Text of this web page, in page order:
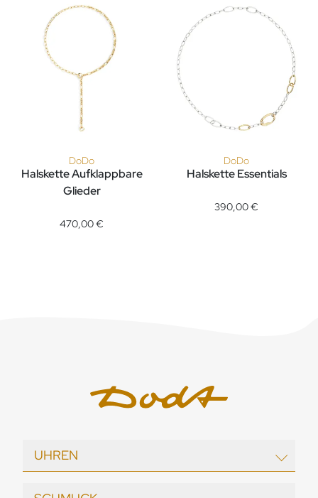
DoDo
Halskette Aufklappbare
Glieder
DoDo Halskette Aufklappbare Glieder, Ref: DCC3004-
470,00 €
DoDo
Halskette Essentials
390,00 €
UHREN